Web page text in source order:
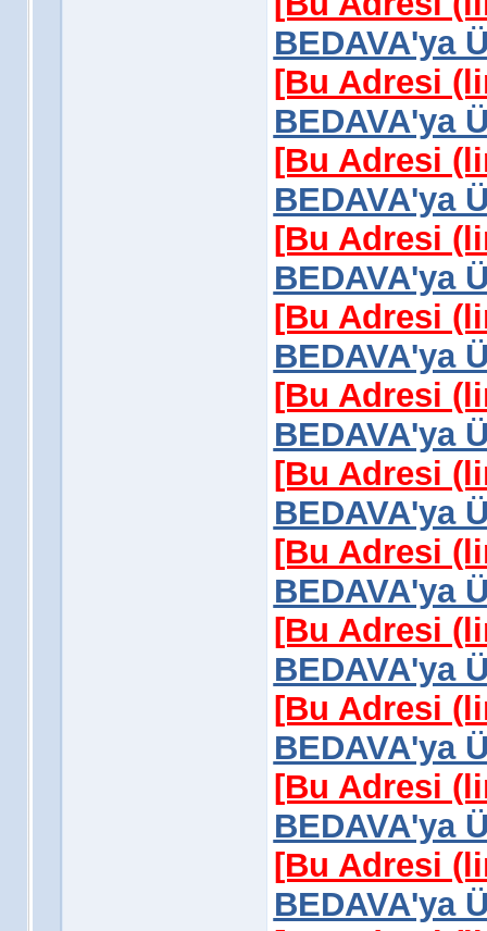
BEDAVA'ya
[Bu Adresi
BEDAVA'ya
[Bu Adresi
BEDAVA'ya
[Bu Adresi
BEDAVA'ya
[Bu Adresi
BEDAVA'ya
[Bu Adresi
BEDAVA'ya
[Bu Adresi
BEDAVA'ya
[Bu Adresi
BEDAVA'ya
[Bu Adresi
BEDAVA'ya
[Bu Adresi
BEDAVA'ya
[Bu Adresi
BEDAVA'ya
[Bu Adresi
BEDAVA'ya